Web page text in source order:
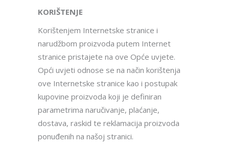
KORIŠTENJE
Korištenjem Internetske stranice i
narudžbom proizvoda putem Internet
stranice pristajete na ove Opće uvjete.
Opći uvjeti odnose se na način korištenja
ove Internetske stranice kao i postupak
kupovine proizvoda koji je definiran
parametrima naručivanje, plaćanje,
dostava, raskid te reklamacija proizvoda
ponuđenih na našoj stranici.